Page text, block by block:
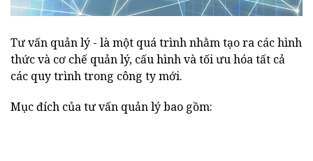
Tư vấn quản lý - là một quá trình nhằm tạo ra các hình
thức và cơ chế quản lý, cấu hình và tối ưu hóa tất cả
các quy trình trong công ty mới.
Mục đích của tư vấn quản lý bao gồm: